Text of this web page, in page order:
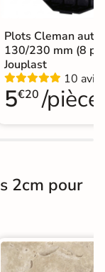
sur plots
Plots Cleman
130/230 mm (8
Jouplast
10 avis
5€20 /pièce
2cm pour